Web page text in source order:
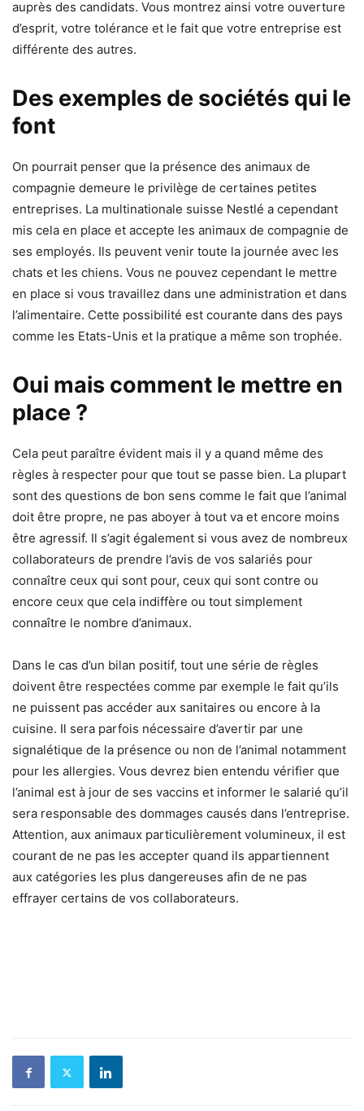
auprès des candidats. Vous montrez ainsi votre ouverture
d’esprit, votre tolérance et le fait que votre entreprise est
différente des autres.
Des exemples de sociétés qui le
font
On pourrait penser que la présence des animaux de
compagnie demeure le privilège de certaines petites
entreprises. La multinationale suisse Nestlé a cependant
mis cela en place et accepte les animaux de compagnie de
ses employés. Ils peuvent venir toute la journée avec les
chats et les chiens. Vous ne pouvez cependant le mettre
en place si vous travaillez dans une administration et dans
l’alimentaire. Cette possibilité est courante dans des pays
comme les Etats-Unis et la pratique a même son trophée.
Oui mais comment le mettre en
place ?
Cela peut paraître évident mais il y a quand même des
règles à respecter pour que tout se passe bien. La plupart
sont des questions de bon sens comme le fait que l’animal
doit être propre, ne pas aboyer à tout va et encore moins
être agressif. Il s’agit également si vous avez de nombreux
collaborateurs de prendre l’avis de vos salariés pour
connaître ceux qui sont pour, ceux qui sont contre ou
encore ceux que cela indiffère ou tout simplement
connaître le nombre d’animaux.
Dans le cas d’un bilan positif, tout une série de règles
doivent être respectées comme par exemple le fait qu’ils
ne puissent pas accéder aux sanitaires ou encore à la
cuisine. Il sera parfois nécessaire d’avertir par une
signalétique de la présence ou non de l’animal notamment
pour les allergies. Vous devrez bien entendu vérifier que
l’animal est à jour de ses vaccins et informer le salarié qu’il
sera responsable des dommages causés dans l’entreprise.
Attention, aux animaux particulièrement volumineux, il est
courant de ne pas les accepter quand ils appartiennent
aux catégories les plus dangereuses afin de ne pas
effrayer certains de vos collaborateurs.